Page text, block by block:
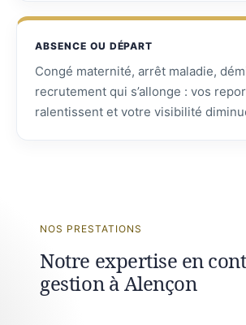
ABSENCE OU DÉPART
Congé maternité, arrêt maladie,
recrutement qui s’allonge : vos
ralentissent et votre visibilité
NOS PRESTATIONS
Notre expertise en
gestion à Alençon